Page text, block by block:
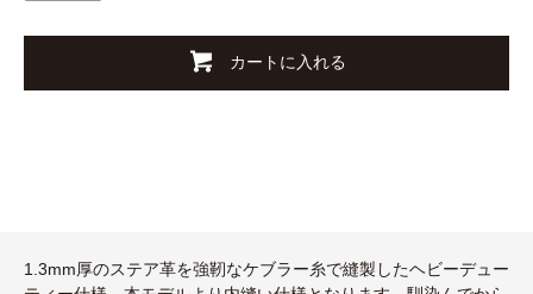
カートに入れる
1.3mm厚のステア革を強靭なケブラー糸で縫製したヘビーデュー